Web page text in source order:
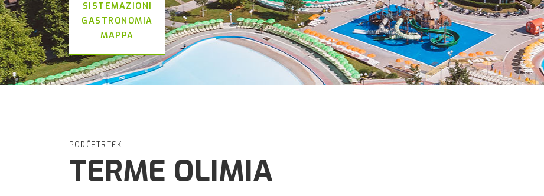
SISTEMAZIONI
GASTRONOMIA
MAPPA
PODČETRTEK
TERME OLIMIA